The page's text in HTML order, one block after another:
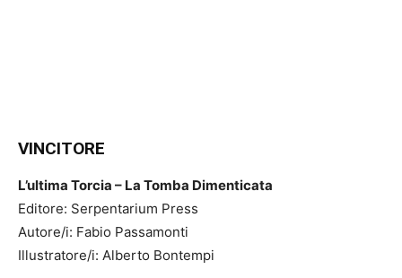
VINCITORE
L’ultima Torcia – La Tomba Dimenticata
Editore: Serpentarium Press
Autore/i: Fabio Passamonti
Illustratore/i: Alberto Bontempi